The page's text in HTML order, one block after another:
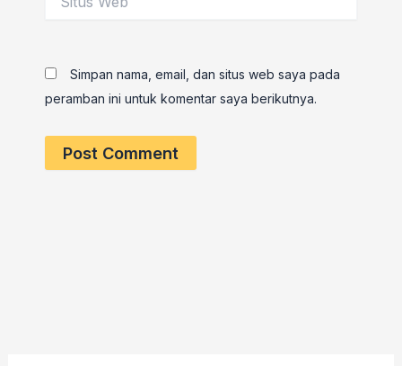
Web
Simpan nama, email, dan situs web saya pada
peramban ini untuk komentar saya berikutnya.